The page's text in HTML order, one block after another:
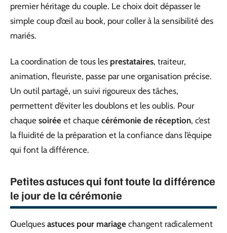
premier héritage du couple. Le choix doit dépasser le
simple coup d’œil au book, pour coller à la sensibilité des
mariés.
La coordination de tous les prestataires, traiteur,
animation, fleuriste, passe par une organisation précise.
Un outil partagé, un suivi rigoureux des tâches,
permettent d’éviter les doublons et les oublis. Pour
chaque soirée et chaque cérémonie de réception, c’est
la fluidité de la préparation et la confiance dans l’équipe
qui font la différence.
Petites astuces qui font toute la différence
le jour de la cérémonie
Quelques astuces pour mariage changent radicalement